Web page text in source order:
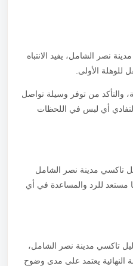
نصر الشامل، يفيد الانتباه
الأولى.
والتأكد من توفر وسيلة تواصل
أي لبس في اللحظات
مدينة نصر الشامل
مستعد للرد والمساعدة في أي
تاكسي مدينة نصر الشامل،
يعتمد على مدى وضوح